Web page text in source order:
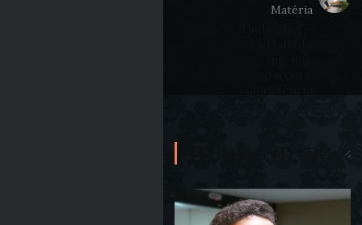
Matéria